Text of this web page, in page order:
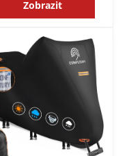
Zobrazit